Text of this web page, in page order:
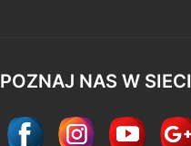
POZNAJ NAS W SIECI